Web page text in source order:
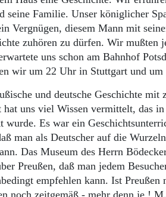
seine Familie. Unser königlicher
Vergnügen, diesem Mann mit
zuhören zu dürfen. Wir mußten
uns schon am Bahnhof
wir um 22 Uhr in Stuttgart und
und deutsche Geschichte mit
uns viel Wissen vermittelt, das
wurde. Es war ein
man als Deutscher auf die
Das Museum des Herrn
Preußen, daß man jedem
empfehlen kann. Ist Preußen
noch zeitgemäß - mehr denn je !